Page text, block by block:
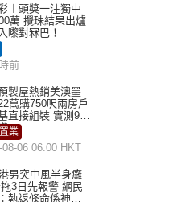
︱頭獎一注獨中
結果出爐
嚟對冧巴！
前
製屋熱銷美澳墨
萬購750呎兩房戶
直接組裝 實測9個
業
08-06 06:00 HKT
男突中風半身癱
3日先報警 網民
執返條命係神蹟